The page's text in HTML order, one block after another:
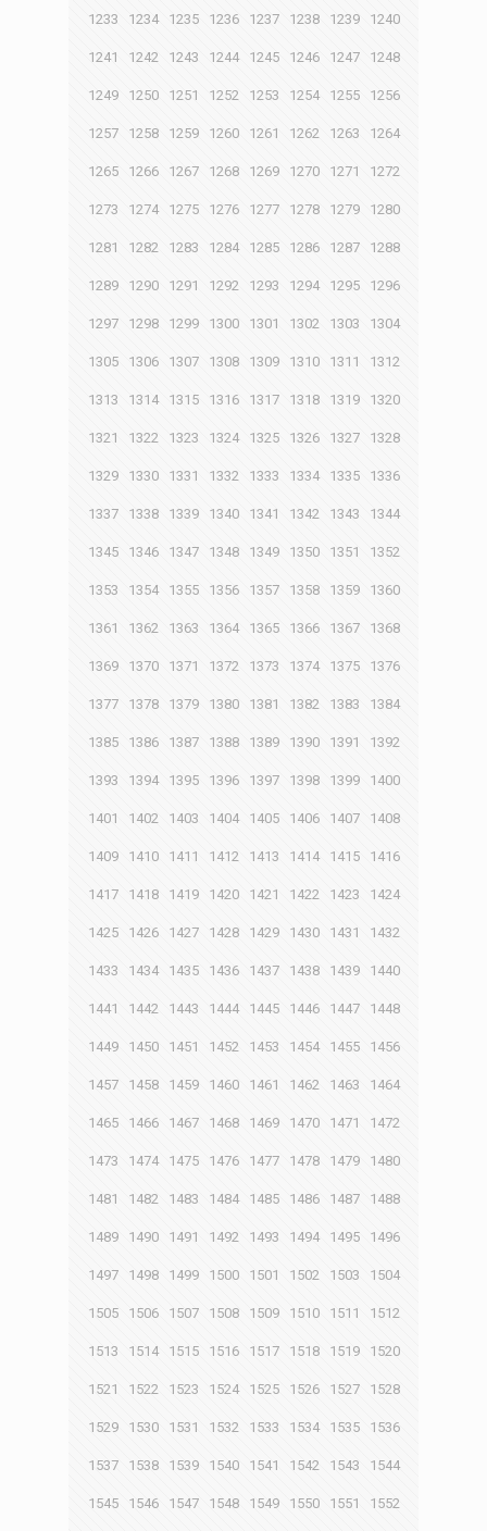
1233 1234 1235 1236 1237 1238 1239 1240
1241 1242 1243 1244 1245 1246 1247 1248
1249 1250 1251 1252 1253 1254 1255 1256
1257 1258 1259 1260 1261 1262 1263 1264
1265 1266 1267 1268 1269 1270 1271 1272
1273 1274 1275 1276 1277 1278 1279 1280
1281 1282 1283 1284 1285 1286 1287 1288
1289 1290 1291 1292 1293 1294 1295 1296
1297 1298 1299 1300 1301 1302 1303 1304
1305 1306 1307 1308 1309 1310 1311 1312
1313 1314 1315 1316 1317 1318 1319 1320
1321 1322 1323 1324 1325 1326 1327 1328
1329 1330 1331 1332 1333 1334 1335 1336
1337 1338 1339 1340 1341 1342 1343 1344
1345 1346 1347 1348 1349 1350 1351 1352
1353 1354 1355 1356 1357 1358 1359 1360
1361 1362 1363 1364 1365 1366 1367 1368
1369 1370 1371 1372 1373 1374 1375 1376
1377 1378 1379 1380 1381 1382 1383 1384
1385 1386 1387 1388 1389 1390 1391 1392
1393 1394 1395 1396 1397 1398 1399 1400
1401 1402 1403 1404 1405 1406 1407 1408
1409 1410 1411 1412 1413 1414 1415 1416
1417 1418 1419 1420 1421 1422 1423 1424
1425 1426 1427 1428 1429 1430 1431 1432
1433 1434 1435 1436 1437 1438 1439 1440
1441 1442 1443 1444 1445 1446 1447 1448
1449 1450 1451 1452 1453 1454 1455 1456
1457 1458 1459 1460 1461 1462 1463 1464
1465 1466 1467 1468 1469 1470 1471 1472
1473 1474 1475 1476 1477 1478 1479 1480
1481 1482 1483 1484 1485 1486 1487 1488
1489 1490 1491 1492 1493 1494 1495 1496
1497 1498 1499 1500 1501 1502 1503 1504
1505 1506 1507 1508 1509 1510 1511 1512
1513 1514 1515 1516 1517 1518 1519 1520
1521 1522 1523 1524 1525 1526 1527 1528
1529 1530 1531 1532 1533 1534 1535 1536
1537 1538 1539 1540 1541 1542 1543 1544
1545 1546 1547 1548 1549 1550 1551 1552